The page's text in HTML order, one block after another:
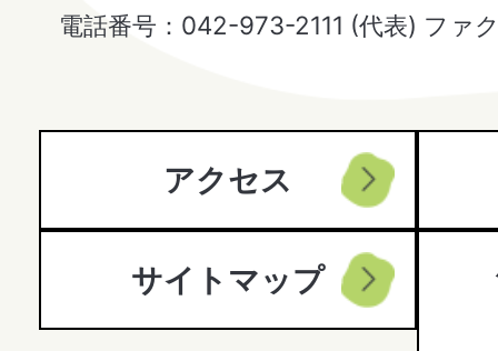
Hanno
電話番号：042-973-2111 (代表) ファ
アクセス
サイトマップ